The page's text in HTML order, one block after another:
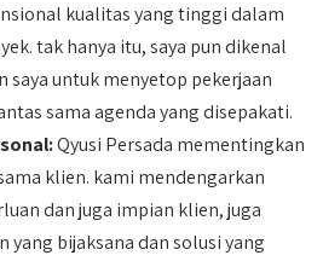
kualitas yang tinggi dalam
tak hanya itu, saya pun dikenal
saya untuk menyetop pekerjaan
sama agenda yang disepakati.
Qyusi Persada mementingkan
klien. kami mendengarkan
dan juga impian klien, juga
yang bijaksana dan solusi yang